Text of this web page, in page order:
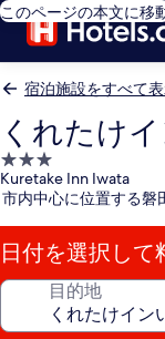
このページの本文に移
宿泊施設をすべて
くれたけ
3.0
つ
星
宿
泊
施
Kuretake Inn Iwata
市内中心に位置する磐
日付を選択して
目的地